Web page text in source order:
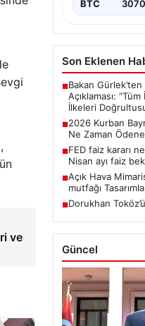
ve
BTC
Son Eklenen
■Bakan
Açıklaması:
İlkeleri
■2026 Kurban
Ne Zaman
■FED faiz kararı
Nisan ayı faiz
■Açık Hava
mutfağı
■Dorukhan
Güncel